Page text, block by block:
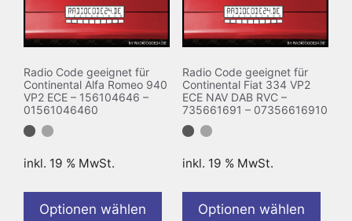
Radio Code geeignet für
Continental Alfa Romeo 940
VP2 ECE – 156104646 –
01561046460
inkl. 19 % MwSt.
Optionen wählen
Radio Code geeignet für
Continental Fiat 334 VP2
ECE NAV DAB RVC –
735661691 – 07356616910
inkl. 19 % MwSt.
Optionen wählen